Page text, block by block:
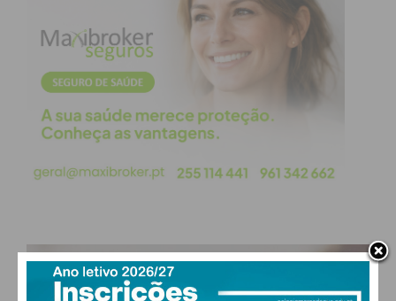
desafio à comunidade: comparecer com, pelo
menos, uma peça de roupa azul.
Sábado, 18 de julho: Artes, Sabores e Tradição
O segundo dia é inteiramente dedicado à cultura
popular e à criatividade:
para o talento jovem local.
Jogos Tradicionais e I Feira de Merendas:
PAÇOS DE FERREIRA